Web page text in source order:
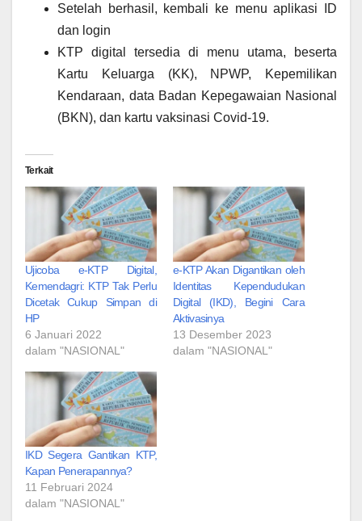
Setelah berhasil, kembali ke menu aplikasi ID
dan login
KTP digital tersedia di menu utama, beserta
Kartu Keluarga (KK), NPWP, Kepemilikan
Kendaraan, data Badan Kepegawaian Nasional
(BKN), dan kartu vaksinasi Covid-19.
Terkait
Ujicoba e-KTP Digital,
Kemendagri: KTP Tak Perlu
Dicetak Cukup Simpan di
HP
6 Januari 2022
dalam "NASIONAL"
e-KTP Akan Digantikan oleh
Identitas Kependudukan
Digital (IKD), Begini Cara
Aktivasinya
13 Desember 2023
dalam "NASIONAL"
IKD Segera Gantikan KTP,
Kapan Penerapannya?
11 Februari 2024
dalam "NASIONAL"